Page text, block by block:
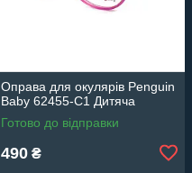
Оправа для окулярів Penguin
Baby 62455-C1 Дитяча
Готово до відправки
490 ₴